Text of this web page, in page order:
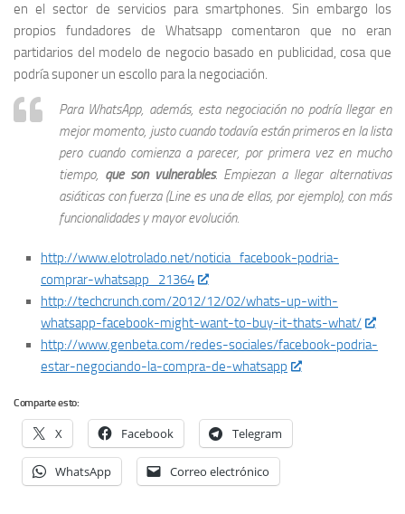
en el sector de servicios para smartphones. Sin embargo los
propios fundadores de Whatsapp comentaron que no eran
partidarios del modelo de negocio basado en publicidad, cosa que
podría suponer un escollo para la negociación.
Para WhatsApp, además, esta negociación no podría llegar en
mejor momento, justo cuando todavía están primeros en la lista
pero cuando comienza a parecer, por primera vez en mucho
tiempo, que son vulnerables. Empiezan a llegar alternativas
asiáticas con fuerza (Line es una de ellas, por ejemplo), con más
funcionalidades y mayor evolución.
http://www.elotrolado.net/noticia_facebook-podria-
comprar-whatsapp_21364
http://techcrunch.com/2012/12/02/whats-up-with-
whatsapp-facebook-might-want-to-buy-it-thats-what/
http://www.genbeta.com/redes-sociales/facebook-podria-
estar-negociando-la-compra-de-whatsapp
Comparte esto:
X Facebook Telegram
WhatsApp Correo electrónico